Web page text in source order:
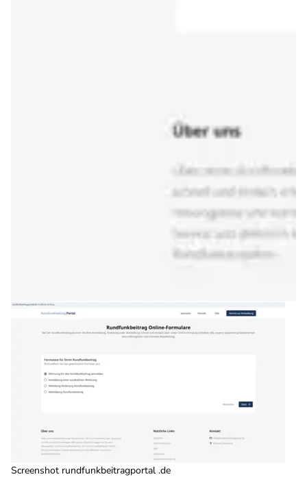
Screenshot rundfunkbeitragportal .de